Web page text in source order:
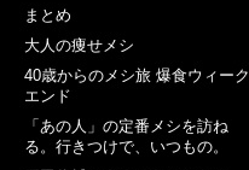
まとめ
大人の痩せメシ
40歳からのメシ旅 爆食ウィーク
エンド
「あの人」の定番メシを訪ね
る。行きつけで、いつもの。